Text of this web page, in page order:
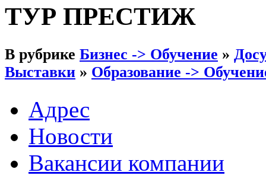
ТУР ПРЕСТИЖ
В рубрике Бизнес -> Обучение »
Выставки » Образование ->
Адрес
Новости
Вакансии компании